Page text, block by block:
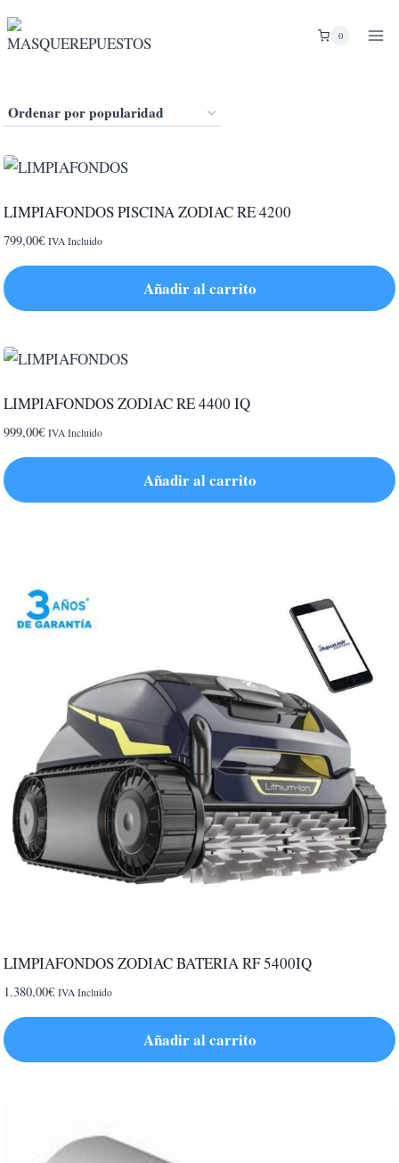
al
0
LIMPIAFONDOS PISCINA ZODIAC RE 4200
799,00€ IVA Incluido
Añadir al carrito
LIMPIAFONDOS ZODIAC RE 4400 IQ
999,00€ IVA Incluido
Añadir al carrito
LIMPIAFONDOS ZODIAC BATERIA RF 5400IQ
1.380,00€ IVA Incluido
Añadir al carrito